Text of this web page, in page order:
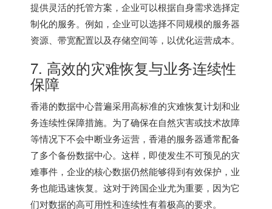
提供灵活的托管方案，企业可以根据自身需求选择定
制化的服务。例如，企业可以选择不同规模的服务器
资源、带宽配置以及存储空间等，以优化运营成本。
7. 高效的灾难恢复与业务连续性
保障
香港的数据中心普遍采用高标准的灾难恢复计划和业
务连续性保障措施。为了确保在自然灾害或技术故障
等情况下不会中断业务运营，香港的服务器通常配备
了多个备份数据中心。这样，即使发生不可预见的灾
难事件，企业的核心数据仍然能够得到有效保护，业
务也能迅速恢复。这对于跨国企业尤为重要，因为它
们对数据的高可用性和连续性有着极高的要求。